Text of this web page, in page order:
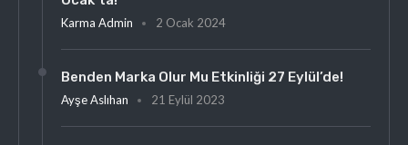
Karma Admin 2 Ocak 2024
Benden Marka Olur Mu Etkinliği 27 Eylül’de!
Ayşe Aslıhan 21 Eylül 2023